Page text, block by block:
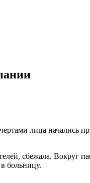
лица начались
сбежала. Вокруг
больницу.